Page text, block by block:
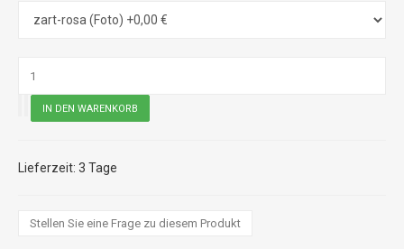
3 Tage
Stellen Sie eine Frage zu diesem Produkt